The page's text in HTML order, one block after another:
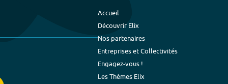
Accueil
Découvrir Elix
Nos partenaires
Entreprises et Collectivités
Engagez-vous !
Les Thèmes Elix